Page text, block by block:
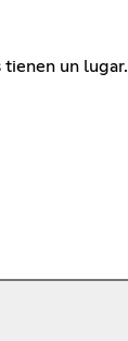
tienen un lugar.